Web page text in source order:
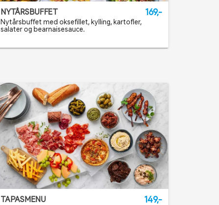
NYTÅRSBUFFET 169,-
Nytårsbuffet med oksefillet, kylling, kartofler,
salater og bearnaisesauce.
TAPASMENU 149,-